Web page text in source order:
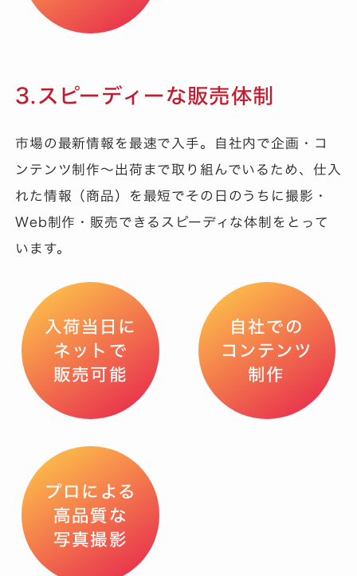
3.スピーディーな販売体制
市場の最新情報を最速で入手。自社内で企画・コ
ンテンツ制作～出荷まで取り組んでいるため、仕入
れた情報（商品）を最短でその日のうちに撮影・
Web制作・販売できるスピーディな体制をとって
います。
入荷当日に
ネットで
販売可能
自社での
コンテンツ
制作
プロによる
高品質な
写真撮影